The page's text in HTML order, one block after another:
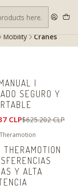
las condiciones.
Mobility Cranes
|
SEGURO Y
CLP$625.202 CLP
Theramotion
THERAMOTION
Y ALTA